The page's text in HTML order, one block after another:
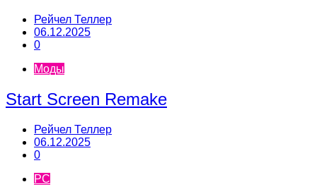
Рейчел Теллер
06.12.2025
0
Моды
Start Screen Remake
Рейчел Теллер
06.12.2025
0
PC